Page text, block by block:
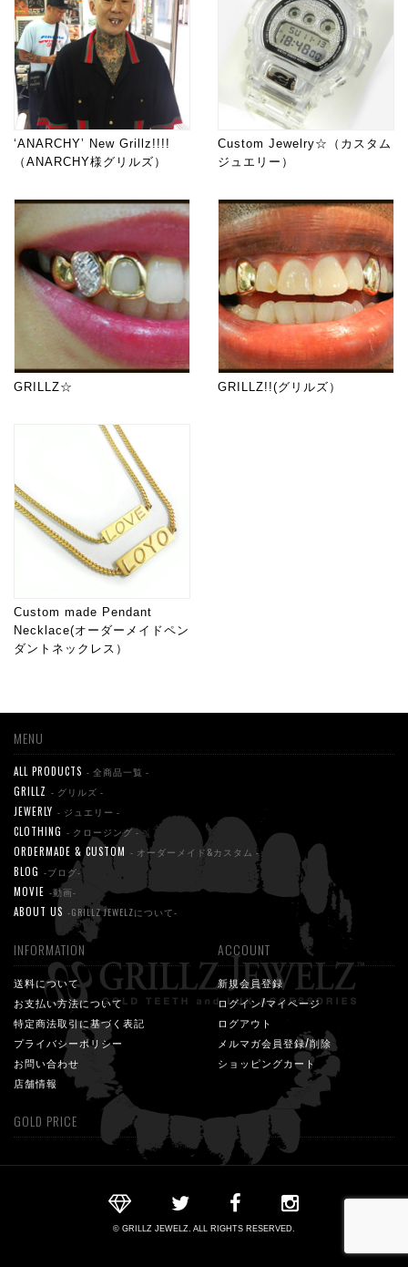
‘ANARCHY’ New Grillz!!!!
（ANARCHY様グリルズ）
Custom Jewelry☆（カスタム
ジュエリー）
GRILLZ☆ GRILLZ!!(グリルズ）
Custom made Pendant
Necklace(オーダーメイドペン
ダントネックレス）
MENU
ALL PRODUCTS - 全商品一覧 -
GRILLZ - グリルズ -
JEWERLY - ジュエリー -
CLOTHING - クロージング -
ORDERMADE & CUSTOM - オーダーメイド&カスタム -
BLOG -ブログ-
MOVIE -動画-
ABOUT US -GRILLZ JEWELZについて-
INFORMATION
送料について
お支払い方法について
特定商法取引に基づく表記
プライバシーポリシー
お問い合わせ
店舗情報
ACCOUNT
新規会員登録
ログイン/マイページ
ログアウト
メルマガ会員登録/削除
ショッピングカート
GOLD PRICE
© GRILLZ JEWELZ. ALL RIGHTS RESERVED.